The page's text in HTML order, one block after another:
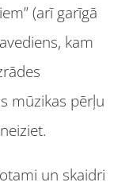
(arī garīgā
kam
mūzikas pērļu
un skaidri